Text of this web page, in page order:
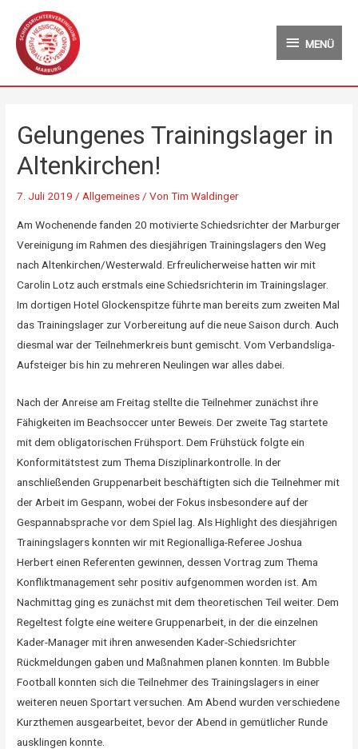
Inhalt
springen
MENÜ
Gelungenes Trainingslager in
Altenkirchen!
7. Juli 2019/Allgemeines/ VonTim Waldinger
Am Wochenende fanden 20 motivierte Schiedsrichter der Marburger
Vereinigung im Rahmen des diesjährigen Trainingslagers den Weg
nach Altenkirchen/Westerwald. Erfreulicherweise hatten wir mit
Carolin Lotz auch erstmals eine Schiedsrichterin im Trainingslager.
Im dortigen Hotel Glockenspitze führte man bereits zum zweiten Mal
das Trainingslager zur Vorbereitung auf die neue Saison durch. Auch
diesmal war der Teilnehmerkreis bunt gemischt. Vom Verbandsliga-
Aufsteiger bis hin zu mehreren Neulingen war alles dabei.
Nach der Anreise am Freitag stellte die Teilnehmer zunächst ihre
Fähigkeiten im Beachsoccer unter Beweis. Der zweite Tag startete
mit dem obligatorischen Frühsport. Dem Frühstück folgte ein
Konformitätstest zum Thema Disziplinarkontrolle. In der
anschließenden Gruppenarbeit beschäftigten sich die Teilnehmer mit
der Arbeit im Gespann, wobei der Fokus insbesondere auf der
Gespannabsprache vor dem Spiel lag. Als Highlight des diesjährigen
Trainingslagers konnten wir mit Regionalliga-Referee Joshua
Herbert einen Referenten gewinnen, dessen Vortrag zum Thema
Konfliktmanagement sehr positiv aufgenommen worden ist. Am
Nachmittag ging es zunächst mit dem theoretischen Teil weiter. Dem
Regeltest folgte eine weitere Gruppenarbeit, in der die einzelnen
Kader-Manager mit ihren anwesenden Kader-Schiedsrichter
Rückmeldungen gaben und Maßnahmen planen konnten. Im Bubble
Football konnten sich die Teilnehmer des Trainingslagers in einer
weiteren neuen Sportart versuchen. Am Abend wurden verschiedene
Kurzthemen ausgearbeitet, bevor der Abend in gemütlicher Runde
ausklingen konnte.